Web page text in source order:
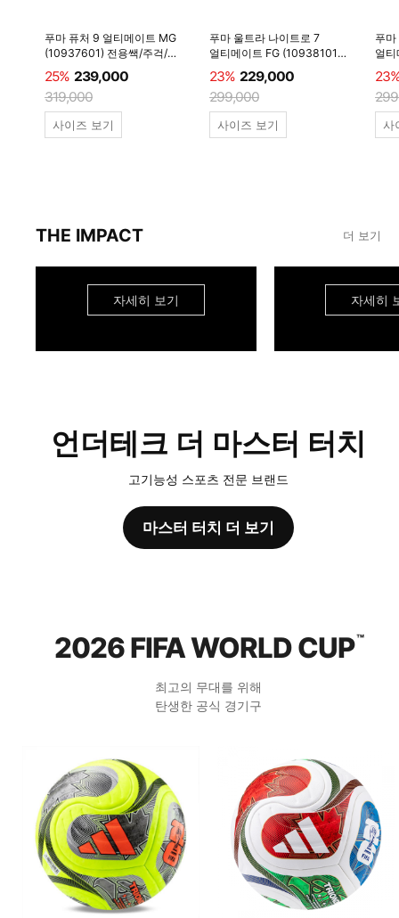
푸마 퓨처 9 얼티메이트 MG
(10937601) 전용쌕/주걱/
양말 #
25% 239,000
319,000
사이즈 보기
푸마 울트라 나이트로 7
얼티메이트 FG (10938101)
전용쌕/주걱/양말 #
23% 229,000
299,000
사이즈 보기
푸
얼
전
사
THE IMPACT 더 보기
자세히 보기 자세히
언더테크 더 마스터 터치
고기능성 스포츠 전문 브랜드
마스터 터치 더 보기
2026 FIFA WORLD CUP™
최고의 무대를 위해
탄생한 공식 경기구